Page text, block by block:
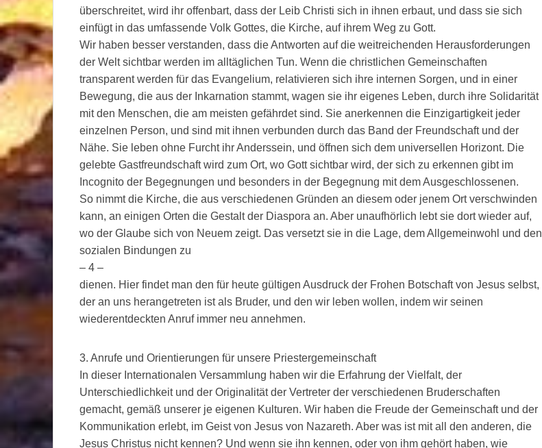
überschreitet, wird ihr offenbart, dass der Leib Christi sich in ihnen erbaut, und dass sie sich
einfügt in das umfassende Volk Gottes, die Kirche, auf ihrem Weg zu Gott.
Wir haben besser verstanden, dass die Antworten auf die weitreichenden Herausforderungen
der Welt sichtbar werden im alltäglichen Tun. Wenn die christlichen Gemeinschaften
transparent werden für das Evangelium, relativieren sich ihre internen Sorgen, und in einer
Bewegung, die aus der Inkarnation stammt, wagen sie ihr eigenes Leben, durch ihre Solidarität
mit den Menschen, die am meisten gefährdet sind. Sie anerkennen die Einzigartigkeit jeder
einzelnen Person, und sind mit ihnen verbunden durch das Band der Freundschaft und der
Nähe. Sie leben ohne Furcht ihr Anderssein, und öffnen sich dem universellen Horizont. Die
gelebte Gastfreundschaft wird zum Ort, wo Gott sichtbar wird, der sich zu erkennen gibt im
Incognito der Begegnungen und besonders in der Begegnung mit dem Ausgeschlossenen.
So nimmt die Kirche, die aus verschiedenen Gründen an diesem oder jenem Ort verschwinden
kann, an einigen Orten die Gestalt der Diaspora an. Aber unaufhörlich lebt sie dort wieder auf,
wo der Glaube sich von Neuem zeigt. Das versetzt sie in die Lage, dem Allgemeinwohl und den
sozialen Bindungen zu
– 4 –
dienen. Hier findet man den für heute gültigen Ausdruck der Frohen Botschaft von Jesus selbst,
der an uns herangetreten ist als Bruder, und den wir leben wollen, indem wir seinen
wiederentdeckten Anruf immer neu annehmen.
3. Anrufe und Orientierungen für unsere Priestergemeinschaft
In dieser Internationalen Versammlung haben wir die Erfahrung der Vielfalt, der
Unterschiedlichkeit und der Originalität der Vertreter der verschiedenen Bruderschaften
gemacht, gemäß unserer je eigenen Kulturen. Wir haben die Freude der Gemeinschaft und der
Kommunikation erlebt, im Geist von Jesus von Nazareth. Aber was ist mit all den anderen, die
Jesus Christus nicht kennen? Und wenn sie ihn kennen, oder von ihm gehört haben, wie